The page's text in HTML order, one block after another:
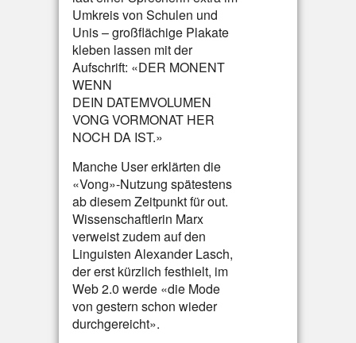
Umkreis von Schulen und
Unis – großflächige Plakate
kleben lassen mit der
Aufschrift: «DER MONENT
WENN
DEIN DATEMVOLUMEN
VONG VORMONAT HER
NOCH DA IST.»
Manche User erklärten die
«Vong»-Nutzung spätestens
ab diesem Zeitpunkt für out.
Wissenschaftlerin Marx
verweist zudem auf den
Linguisten Alexander Lasch,
der erst kürzlich festhielt, im
Web 2.0 werde «die Mode
von gestern schon wieder
durchgereicht».